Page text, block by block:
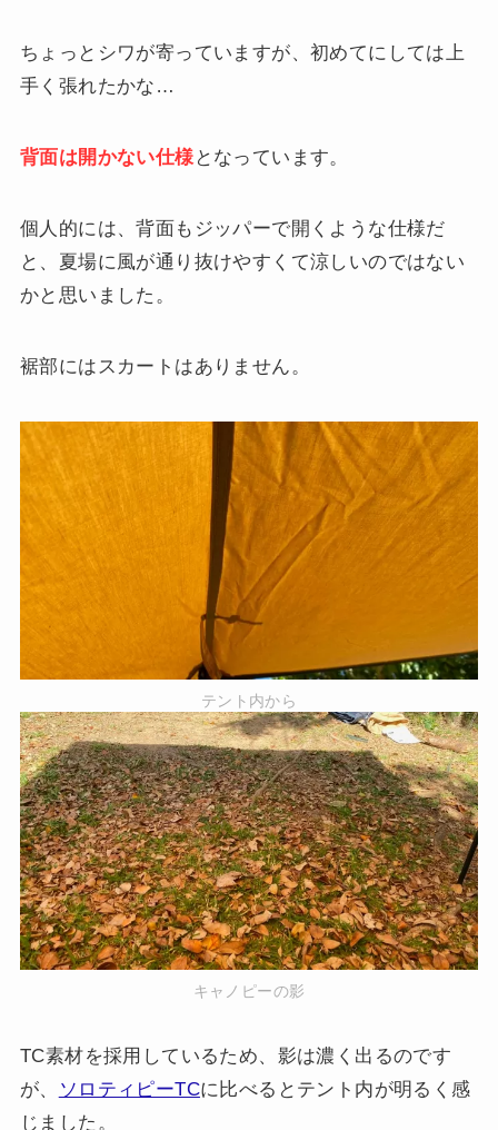
ちょっとシワが寄っていますが、初めてにしては上
手く張れたかな…
背面は開かない仕様となっています。
個人的には、背面もジッパーで開くような仕様だ
と、夏場に風が通り抜けやすくて涼しいのではない
かと思いました。
裾部にはスカートはありません。
テント内から
キャノピーの影
TC素材を採用しているため、影は濃く出るのです
が、
ソロティピーTCに比べるとテント内が明るく感
じました。